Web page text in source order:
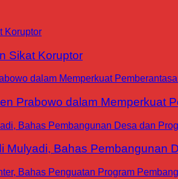
Sikat Koruptor
Prabowo dalam Memperkuat
Mulyadi, Bahas Pembangunan